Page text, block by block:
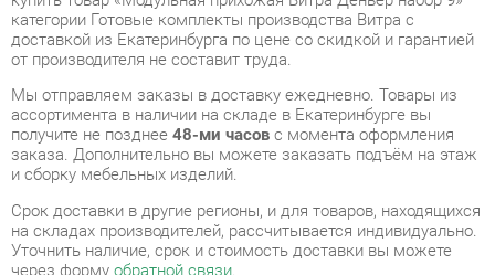
Мы отправляем заказы в доставку ежедневно. Товары из
ассортимента в наличии на складе в Екатеринбурге вы
получите не позднее48-ми часовс момента оформления
и сборку мебельных изделий.
Срок доставки в другие регионы, и для товаров, находящихся
на складах производителей, рассчитывается индивидуально.
Уточнить наличие, срок и стоимость доставки вы можете
В любой момент до передачи заказа в доставку, а также в
течение 7-ми дней после получения заказа вы можете
изменить выборили принять решение об отказе от покупки.